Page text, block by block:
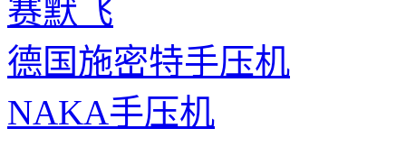
赛默飞
德国施密特手压机
NAKA手压机